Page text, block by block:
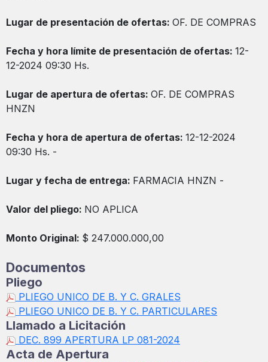
Lugar de presentación de ofertas: OF. DE COMPRAS
Fecha y hora límite de presentación de ofertas: 12-
12-2024 09:30 Hs.
Lugar de apertura de ofertas: OF. DE COMPRAS
HNZN
Fecha y hora de apertura de ofertas: 12-12-2024
09:30 Hs. -
Lugar y fecha de entrega: FARMACIA HNZN -
Valor del pliego: NO APLICA
Monto Original: $ 247.000.000,00
Documentos
Pliego
PLIEGO UNICO DE B. Y C. GRALES
PLIEGO UNICO DE B. Y C. PARTICULARES
Llamado a Licitación
DEC. 899 APERTURA LP 081-2024
Acta de Apertura